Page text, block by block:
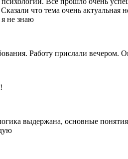
что тема очень актуальная
не знаю
Работу прислали вечером.
выдержана, основные